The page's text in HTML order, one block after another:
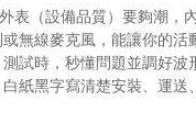
（設備品質）要夠潮，
無線麥克風，能讓你的
試時，秒懂問題並調好
紙黑字寫清楚安裝、運